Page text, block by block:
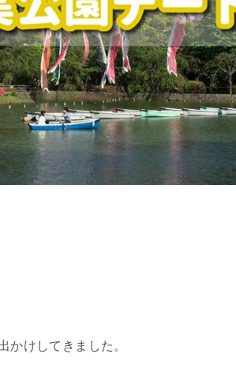
かけしてきました。